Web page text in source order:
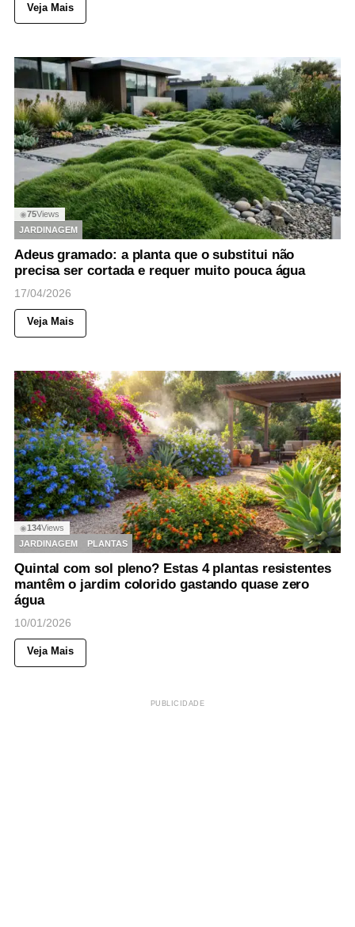
Veja Mais
◉75Views
JARDINAGEM
Adeus gramado: a planta que o substitui não
precisa ser cortada e requer muito pouca água
17/04/2026
Veja Mais
◉134Views
JARDINAGEM
PLANTAS
Quintal com sol pleno? Estas 4 plantas resistentes
mantêm o jardim colorido gastando quase zero
água
10/01/2026
Veja Mais
PUBLICIDADE